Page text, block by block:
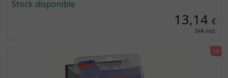
Stock disponible
13,14 €
IVA incl.